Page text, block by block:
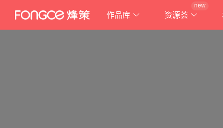
作品库 资源荟
new